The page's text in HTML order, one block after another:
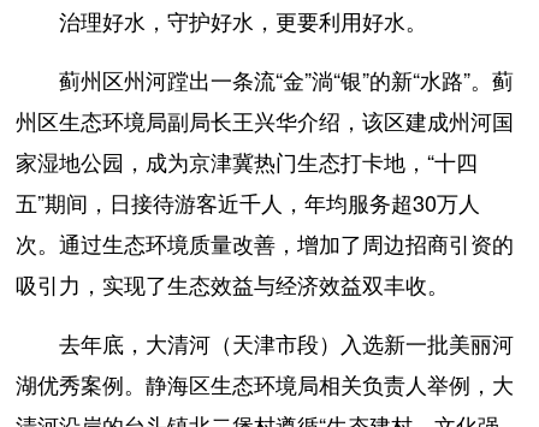
治理好水，守护好水，更要利用好水。
蓟州区州河蹚出一条流“金”淌“银”的新“水路”。蓟
州区生态环境局副局长王兴华介绍，该区建成州河国
家湿地公园，成为京津冀热门生态打卡地，“十四
五”期间，日接待游客近千人，年均服务超30万人
次。通过生态环境质量改善，增加了周边招商引资的
吸引力，实现了生态效益与经济效益双丰收。
去年底，大清河（天津市段）入选新一批美丽河
湖优秀案例。静海区生态环境局相关负责人举例，大